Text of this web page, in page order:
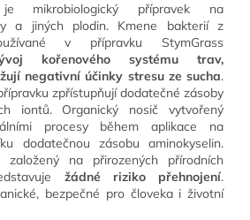
mikrobiologický přípravek na
a jiných plodin. Kmene bakterií z
v přípravku StymGrass
kořenového systému trav,
negativní účinky stresu ze sucha.
zpřístupňují dodatečné zásoby
iontů. Organický nosič vytvořený
procesy během aplikace na
dodatečnou zásobu aminokyselin.
založený na přirozených přírodních
žádné riziko přehnojení.
bezpečné pro človeka i životní